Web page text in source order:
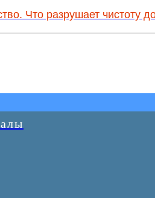
Что разрушает чистоту